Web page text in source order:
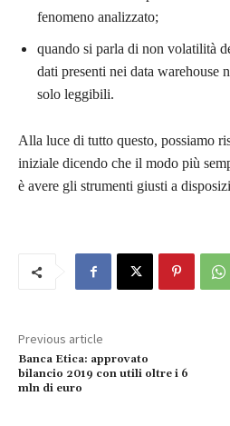
fenomeno analizzato;
quando si parla di non volatilità
dati presenti nei data warehouse
solo leggibili.
Alla luce di tutto questo, possiamo
iniziale dicendo che il modo più
è avere gli strumenti giusti a
Previous article
Banca Etica: approvato
bilancio 2019 con utili oltre i 6
mln di euro